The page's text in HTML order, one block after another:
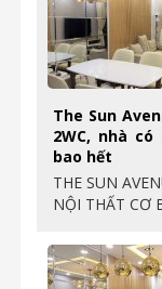
The Sun
2WC, nhà
bao hết
THE SUN
NỘI THẤT CƠ